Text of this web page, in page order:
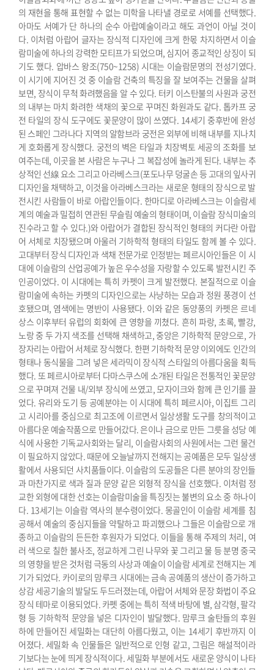
의 재현을 통해 표현할 수 없는 미학을 나타낼 경로로 서예를 선택했다.
아마도 서예가 단 하나의 순수 아랍예술이라고 해도 과언이 아닐 것이
다. 이처럼 아랍어 글자는 장식적 디자인에 크게 한몫 차지하면서 이슬
람미술에 하나의 강력한 모티프가 되었으며, 심지어 종교적인 상징이 되
기도 했다. 압바스 왕조(750~1258) 시대는 이슬람문명의 전성기였다.
이 시기에 지어진 것 중 이슬람 건축의 특징을 잘 보여주는 건물을 살펴
보면, 장식이 무척 화려했음을 알 수 있다. 터키 이스탄불의 사원과 궁전
의 내부는 마치 화려한 색채의 꽃으로 꾸며진 화원과도 같다. 톱카프 궁
전 타일의 장식 도구에도 꽃문양이 많이 쓰였다. 14세기 중후반에 완성
된 스페인 그라나다 지역의 알함브라 궁전은 외부에 비해 내부를 지나치
게 호화롭게 장식했다. 궁전의 벽은 타일과 치장벽토 세공의 조화를 보
여주는데, 이곳을 본 사람은 누구나 그 복잡성에 놀라게 된다. 내부는 추
상적인 선線 요소 그리고 아라베스크(포도나무 덩굴손 등 고대의 잎사귀
디자인을 채택하고, 이것을 아라베스크라는 새로운 형태의 장식으로 발
전시킨 사람들이 바로 아랍인들이다. 한마디로 아라베스크는 이슬람세
계의 예술과 밀접히 연관된 무슬림 예술의 형태이며, 이슬람 장식미술의
진수라고 할 수 있다.)와 아랍어가 결합된 장식적인 형태의 커다란 아랍
어 서체로 치장됐으며 아울러 기하학적 형태의 타일도 함께 볼 수 있다.
고대부터 장식 디자인과 색채 전문가로 인정받는 페르시아인들은 이 시
대에 이슬람의 산업공예가 높은 우수성을 자랑할 수 있도록 발전시킨 주
인공이었다. 이 시대에는 특히 카펫이 크게 발전했다. 본질적으로 이슬
람미술에 속하는 카펫의 디자인으로는 사냥하는 모습과 정원 풍경이 선
호됐으며, 염색에는 명반이 사용됐다. 이와 같은 동양풍의 카펫은 르네
상스 이후부터 유럽의 회화에 큰 영향을 끼쳤다. 흔히 파랑, 초록, 빨강,
노랑 중 두 가지 색조를 선택해 채색하고, 중앙은 기하학적 문양으로, 가
장자리는 아랍어 서체로 장식했다. 한편 기하학적 문양 이외에도 인간의
형태나 동식물을 그려 넣은 세라믹이 장식적 스타일의 아름다움을 획득
했다. 또 페르시아로부터 다마스쿠스에 소개된 타일은 전통적인 꽃문양
으로 꾸며져 건물 내/외부 장식에 쓰였고, 모자이크와 함께 큰 인기를 끌
었다. 유리와 도기 등 공예분야는 이 시대에 특히 페르시아, 이집트 그리
고 시리아를 중심으로 최고조에 이르면서 일상생활 도구를 창의적이고
아름다운 예술작품으로 만들어갔다. 은이나 금으로 만든 그릇을 성당 예
식에 사용한 기독교사회와는 달리, 이슬람사회의 사원에서는 그런 물건
이 필요하지 않았다. 때문에 오늘날까지 전해지는 공예품은 모두 일상생
활에서 사용되던 사치품들이다. 이슬람의 도공들은 다른 분야의 장인들
과 마찬가지로 색과 질과 문양 같은 외형적 장식을 선호했다. 이처럼 정
교한 외형에 대한 선호는 이슬람미술을 특징짓는 불변의 요소 중 하나이
다. 13세기는 이슬람 역사의 분수령이었다. 몽골인이 이슬람 세계를 침
공해서 예술의 중심지들을 약탈하고 파괴했으나 그들은 이슬람으로 개
종하고 이슬람의 든든한 후원자가 되었다. 이들을 통해 주제의 처리, 여
러 색으로 칠한 불사조, 정교하게 그린 나무와 꽃 그리고 물 등 분명 중국
의 영향을 받은 것처럼 극동의 사상과 예술이 이슬람 세계로 전해지는 계
기가 되었다. 카이로의 맘루크 시대에는 금속 공예품의 생산이 증가하고
상감 세공기술의 발달도 두드러졌는데, 아랍어 서체와 문장 화법이 주요
장식 테마로 이용되었다. 카펫 중에는 특히 적색 바탕에 별, 삼각형, 팔각
형 등 기하학적 문양을 넣은 디자인이 발달했다. 맘루크 술탄들의 후원
하에 만들어진 세밀화는 대단히 아름다웠고, 이는 14세기 후반까지 이
어졌다. 세밀화 속 인물들은 일반적으로 인형 같고, 그림은 해설적이라
기보다는 눈에 띄게 장식적이다. 세밀화 부분에서도 새로운 양식이 나타